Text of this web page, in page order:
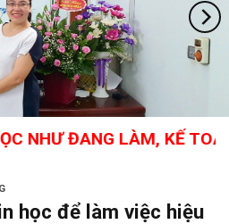
LÀM, KẾ TOÁN
học để làm việc hiệu